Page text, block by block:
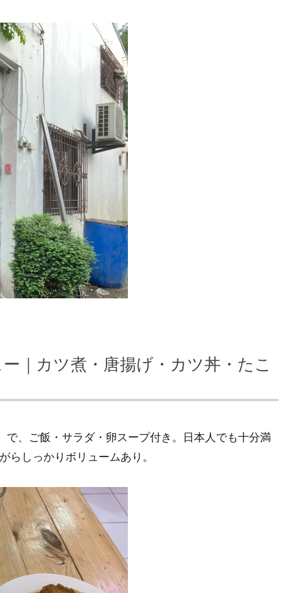
｜カツ煮・唐揚げ・カツ丼・たこ
、ご飯・サラダ・卵スープ付き。日本人でも十分満
らしっかりボリュームあり。